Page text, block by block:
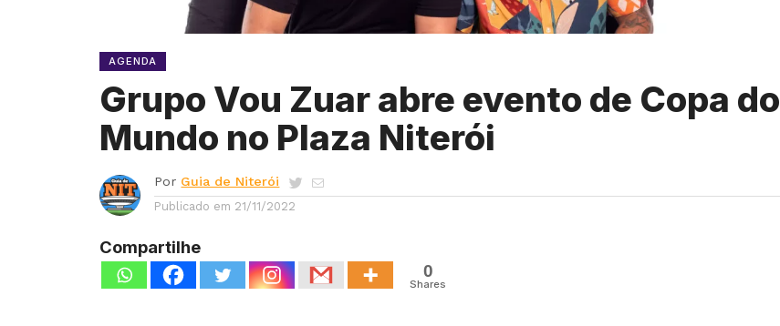
AGENDA
Grupo Vou Zuar abre evento de Copa do
Mundo no Plaza Niterói
Por Guia de Niterói
Publicado em 21/11/2022
Compartilhe
0
Shares